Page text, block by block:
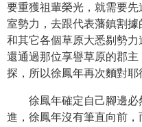
要重獲祖輩榮光，就需要
室勢力，去跟代表藩鎮割
和其它各個草原大悉剔勢
還通過那位享譽草原的郡
探，所以徐鳳年再次麵對耶
徐鳳年確定自己腳邊
進，徐鳳年沒有筆直向前